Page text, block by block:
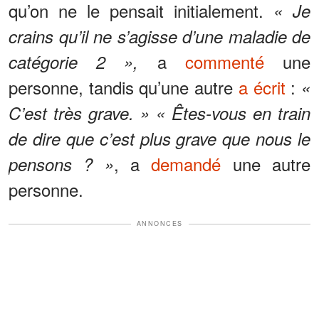
qu’on ne le pensait initialement. « Je
crains qu’il ne s’agisse d’une maladie de
catégorie 2 »,
a commentéune
personne, tandis qu’une autre a écrit : «
C’est très grave. » « Êtes-vous en train
de dire que c’est plus grave que nous le
pensons ? », ademandé une autre
personne.
ANNONCES